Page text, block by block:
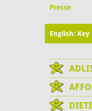
Presse
English: Key